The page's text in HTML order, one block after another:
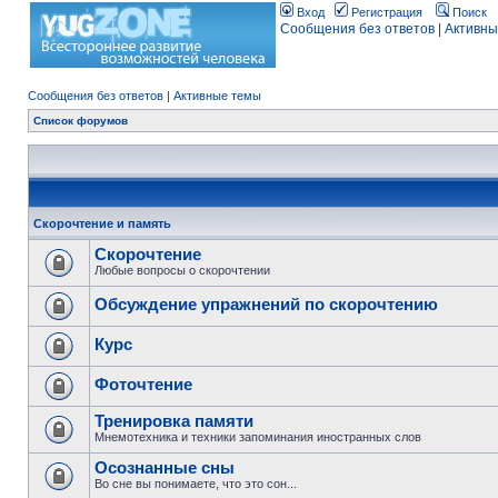
Вход Регистрация Поиск
Сообщения без ответов
Сообщения без ответов | Активные темы
Список форумов
Скорочтение и память
Скорочтение
Любые вопросы о скорочтении
Обсуждение упражнений по скорочтению
Курс
Фоточтение
Тренировка памяти
Мнемотехника и техники запоминания иностранных слов
Осознанные сны
Во сне вы понимаете, что это сон...